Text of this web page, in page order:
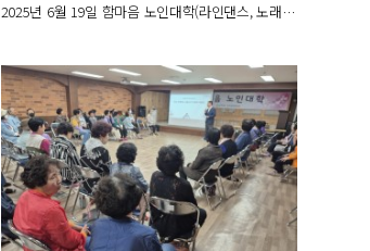
2025년 6월 19일 함마음 노인대학(라인댄스, 노래…